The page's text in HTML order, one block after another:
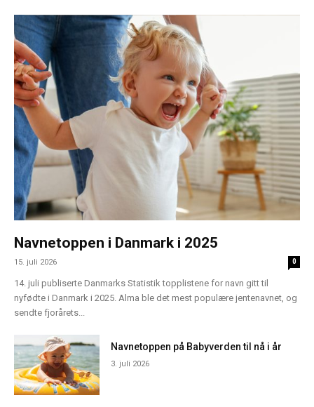
Navnetoppen i Danmark i 2025
15. juli 2026 0
14. juli publiserte Danmarks Statistik topplistene for navn gitt til
nyfødte i Danmark i 2025. Alma ble det mest populære jentenavnet, og
sendte fjorårets...
Navnetoppen på Babyverden til nå i år
3. juli 2026